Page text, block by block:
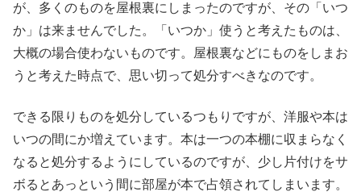
が、多くのものを屋根裏にしまったのですが、その「いつ
か」は来ませんでした。「いつか」使うと考えたものは、
大概の場合使わないものです。屋根裏などにものをしまお
うと考えた時点で、思い切って処分すべきなのです。
できる限りものを処分しているつもりですが、洋服や本は
いつの間にか増えています。本は一つの本棚に収まらなく
なると処分するようにしているのですが、少し片付けをサ
ボるとあっという間に部屋が本で占領されてしまいます。